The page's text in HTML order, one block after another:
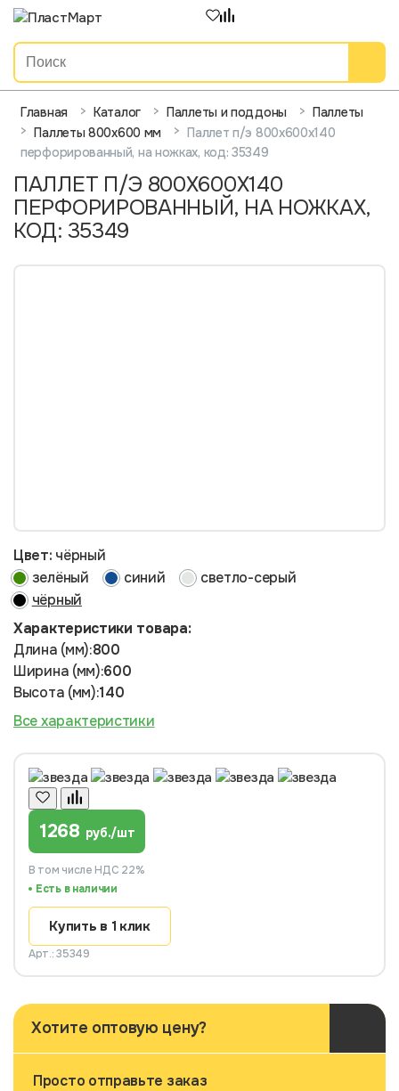
Главная > Каталог > Паллеты и поддоны >
Паллеты
> Паллеты 800x600 мм > Паллет п/э 800х600х140
перфорированный, на ножках, код: 35349
ПАЛЛЕТ П/Э 800Х600Х140
ПЕРФОРИРОВАННЫЙ, НА НОЖКАХ,
КОД: 35349
Цвет: чёрный
зелёный
синий
светло-серый
чёрный
Характеристики товара:
Длина (мм):800
Ширина (мм):600
Высота (мм):140
Все характеристики
1268 руб./шт
В том числе НДС 22%
Есть в наличии
Купить в 1 клик
Арт.: 35349
Хотите оптовую цену?
Просто отправьте заказ